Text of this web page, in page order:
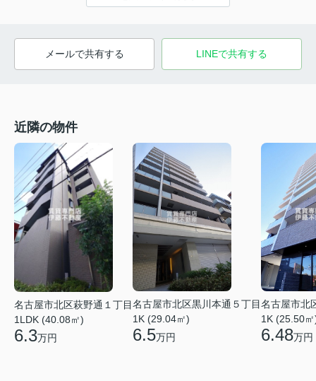
メールで共有する LINEで共有する
近隣の物件
名古屋市北区萩野通１丁目
1LDK (40.08㎡)
6.3万円
名古屋市北区黒川本通５丁目
1K (29.04㎡)
6.5万円
名古屋市北
1K (25.50
6.48万円